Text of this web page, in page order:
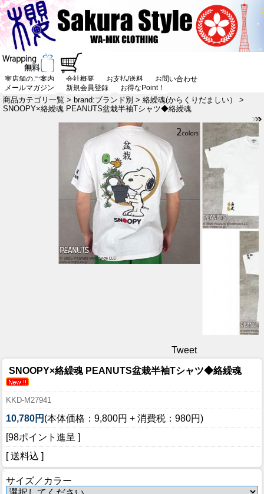
実店舗のご案内 会社概要 お支払/送料
お問い合わせ
メールマガジン
新規会員登録 お得なPoint！
商品カテゴリ一覧 > brand:ブランド別 > 絡繰魂(からくりだましい）
>
SNOOPY×絡繰魂 PEANUTS盆栽半袖Tシャツ◆絡繰魂
Tweet
SNOOPY×絡繰魂 PEANUTS盆栽半袖Tシャツ◆絡繰魂
KKD-M27941
10,780円 (本体価格：9,800円 + 消費税：980円)
[98ポイント進呈 ]
[ 送料込 ]
サイズ／カラー